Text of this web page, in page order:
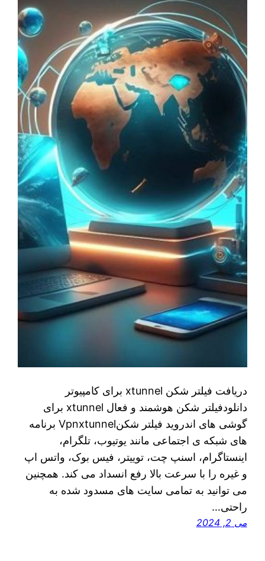
دریافت فیلتر شکن xtunnel برای کامپیوتر
دانلودفیلتر شکن هوشمند و فعال xtunnel برای
گوشی های اندروید فیلتر شکنVpnxtunnel برنامه
های شبکه ی اجتماعی مانند یوتیوب، تلگرام،
اینستاگرام، اسنپ چت، توییتر، فیس بوک، واتس اپ
و غیره را با سرعت بالا رفع انسداد می کند. همچنین
می توانید به تمامی سایت های مسدود شده به
راحتی…
می 2, 2024